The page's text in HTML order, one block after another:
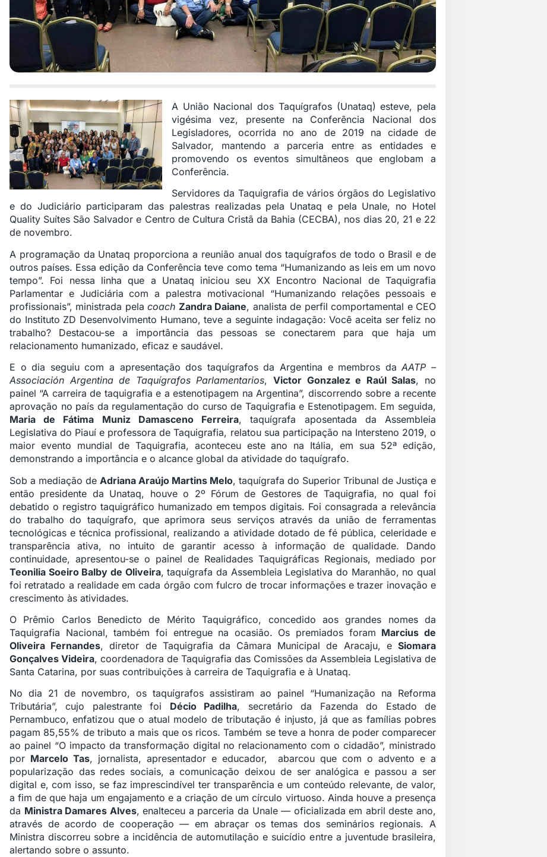
A União Nacional dos Taquígrafos (Unataq) esteve, pela
vigésima vez, presente na Conferência Nacional dos
Legisladores, ocorrida no ano de 2019 na cidade de
Salvador, mantendo a parceria entre as entidades e
promovendo os eventos simultâneos que englobam a
Conferência.
Servidores da Taquigrafia de vários órgãos do Legislativo
e do Judiciário participaram das palestras realizadas pela Unataq e pela Unale, no Hotel
Quality Suítes São Salvador e Centro de Cultura Cristã da Bahia (CECBA), nos dias 20, 21 e 22
de novembro.
A programação da Unataq proporciona a reunião anual dos taquígrafos de todo o Brasil e de
outros países. Essa edição da Conferência teve como tema “Humanizando as leis em um novo
tempo”. Foi nessa linha que a Unataq iniciou seu XX Encontro Nacional de Taquigrafia
Parlamentar e Judiciária com a palestra motivacional “Humanizando relações pessoais e
profissionais”, ministrada pelacoach Zandra Daiane, analista de perfil comportamental e CEO
do Instituto ZD Desenvolvimento Humano, teve a seguinte indagação: Você aceita ser feliz no
trabalho? Destacou-se a importância das pessoas se conectarem para que haja um
relacionamento humanizado, eficaz e saudável.
E o dia seguiu com a apresentação dos taquígrafos da Argentina e membros daAATP –
Associación Argentina de Taquígrafos Parlamentarios,Victor Gonzalez e Raúl Salas, no
painel “A carreira de taquigrafia e a estenotipagem na Argentina”, discorrendo sobre a recente
aprovação no país da regulamentação do curso de Taquigrafia e Estenotipagem. Em seguida,
Maria de Fátima Muniz Damasceno Ferreira, taquígrafa aposentada da Assembleia
Legislativa do Piauí e professora de Taquigrafia, relatou sua participação na Intersteno 2019, o
maior evento mundial de Taquigrafia, aconteceu este ano na Itália, em sua 52ª edição,
demonstrando a importância e o alcance global da atividade do taquígrafo.
Sob a mediação de Adriana Araújo Martins Melo, taquígrafa do Superior Tribunal de Justiça e
então presidente da Unataq, houve o 2º Fórum de Gestores de Taquigrafia, no qual foi
debatido o registro taquigráfico humanizado em tempos digitais. Foi consagrada a relevância
do trabalho do taquígrafo, que aprimora seus serviços através da união de ferramentas
tecnológicas e técnica profissional, realizando a atividade dotado de fé pública, celeridade e
transparência ativa, no intuito de garantir acesso à informação de qualidade. Dando
continuidade, apresentou-se o painel de Realidades Taquigráficas Regionais, mediado por
Teonilia Soeiro Balby de Oliveira, taquígrafa da Assembleia Legislativa do Maranhão, no qual
foi retratado a realidade em cada órgão com fulcro de trocar informações e trazer inovação e
crescimento às atividades.
O Prêmio Carlos Benedicto de Mérito Taquigráfico, concedido aos grandes nomes da
Taquigrafia Nacional, também foi entregue na ocasião. Os premiados foram Marcius de
Oliveira Fernandes, diretor de Taquigrafia da Câmara Municipal de Aracaju, eSiomara
Gonçalves Videira, coordenadora de Taquigrafia das Comissões da Assembleia Legislativa de
Santa Catarina, por suas contribuições à carreira de Taquigrafia e à Unataq.
No dia 21 de novembro, os taquígrafos assistiram ao painel “Humanização na Reforma
Tributária”, cujo palestrante foi Décio Padilha, secretário da Fazenda do Estado de
Pernambuco, enfatizou que o atual modelo de tributação é injusto, já que as famílias pobres
pagam 85,55% de tributo a mais que os ricos. Também se teve a honra de poder comparecer
ao painel “O impacto da transformação digital no relacionamento com o cidadão”, ministrado
por Marcelo Tas, jornalista, apresentador e educador, abarcou que com o advento e a
popularização das redes sociais, a comunicação deixou de ser analógica e passou a ser
digital e, com isso, se faz imprescindível ter transparência e um conteúdo relevante, de valor,
a fim de que haja um engajamento e a criação de um círculo virtuoso. Ainda houve a presença
da Ministra Damares Alves, enalteceu a parceria da Unale — oficializada em abril deste ano,
através de acordo de cooperação — em abraçar os temas dos seminários regionais. A
Ministra discorreu sobre a incidência de automutilação e suicídio entre a juventude brasileira,
alertando sobre o assunto.